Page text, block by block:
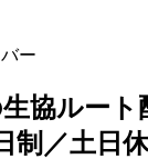
ー
生協ルー
制／土日